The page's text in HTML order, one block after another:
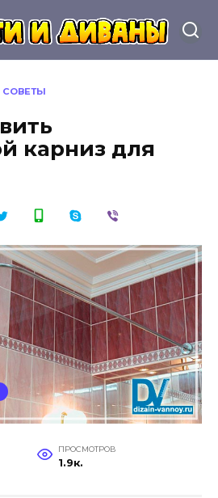
карниз для
ПРОСМОТРОВ
1.9к.